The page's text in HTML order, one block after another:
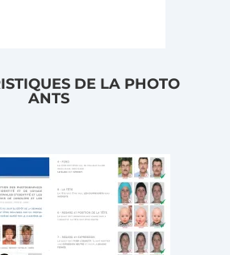
DE LA PHOTO
ANTS